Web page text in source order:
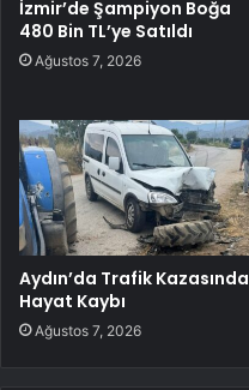
İzmir’de Şampiyon Boğa
480 Bin TL’ye Satıldı
Ağustos 7, 2026
Aydın’da Trafik Kazasında
Hayat Kaybı
Ağustos 7, 2026